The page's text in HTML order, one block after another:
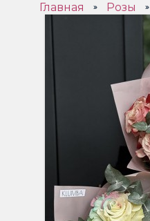
Главная » Розы »